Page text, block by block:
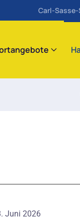
Carl-Sasse-
Juni 2026